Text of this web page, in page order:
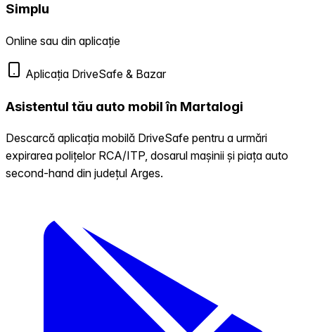
Simplu
Online sau din aplicație
Aplicația DriveSafe & Bazar
Asistentul tău auto mobil în Martalogi
Descarcă aplicația mobilă DriveSafe pentru a urmări
expirarea polițelor RCA/ITP, dosarul mașinii și piața auto
second-hand din județul Arges.